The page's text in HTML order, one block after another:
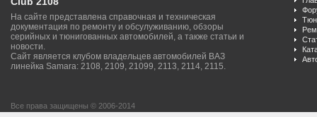
На сайте представлена справочная и техническая
документация по ремонту и обсулуживанию, обзоры
серийных и тюнигованных автомобилей, а также статьи и
новости.
Сайт является клубом владельцев автомобилей ВАЗ
линейка Samara: 2108, 2109, 21099, 2113, 2114, 2115.
Все права защищены © 2006-2014